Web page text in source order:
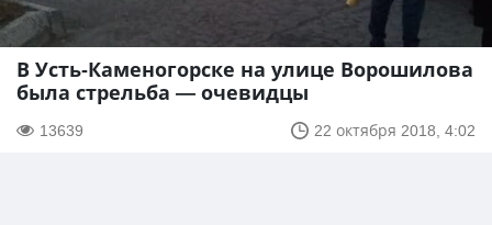
В Усть-Каменогорске на улице Ворошилова
была стрельба — очевидцы
13639 22 октября 2018, 4:02